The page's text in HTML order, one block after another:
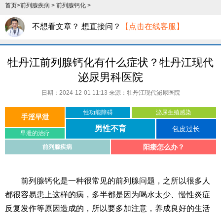
首页>前列腺疾病 > 前列腺钙化 >
不想看文章？ 想直接问？ 【点击在线客服】
牡丹江前列腺钙化有什么症状？牡丹江现代
泌尿男科医院
日期：2024-12-01 11:13 来源： 牡丹江现代泌尿医院
手淫早泄
性功能障碍 泌尿生殖感染
包皮过长
男性不育
早泄的治疗
前列腺疾病
阳痿怎么办？
前列腺钙化是一种很常见的前列腺问题，之所以很多人
都很容易患上这样的病，多半都是因为喝水太少、慢性炎症
反复发作等原因造成的，所以要多加注意，养成良好的生活